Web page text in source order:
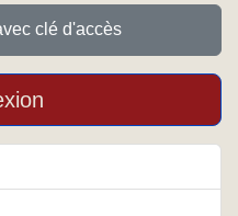
clé d'accès